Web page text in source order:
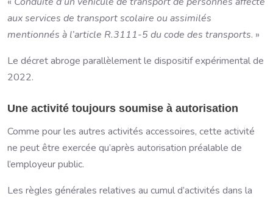
aux services de transport scolaire ou assimilés
mentionnés à l’article R.3111-5 du code des transports. »
Le décret abroge parallèlement le dispositif expérimental de
2022.
Une activité toujours soumise à autorisation
Comme pour les autres activités accessoires, cette activité
ne peut être exercée qu’après autorisation préalable de
l’employeur public.
Les règles générales relatives au cumul d’activités dans la